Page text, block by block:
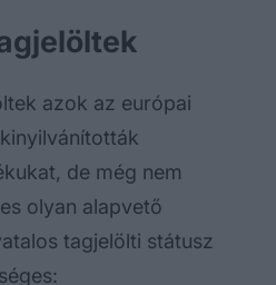
azok az európai
de még nem
olyan alapvető
tagjelölti státusz